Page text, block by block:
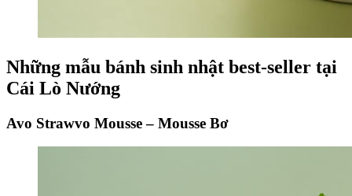
Những mẫu bánh sinh nhật best-seller tại
Cái Lò Nướng
Avo Strawvo Mousse – Mousse Bơ